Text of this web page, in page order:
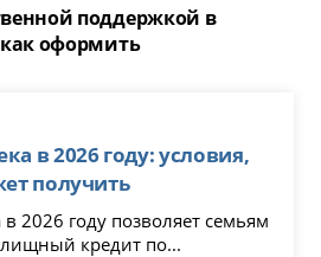
поддержкой в
как оформить
в 2026 году: условия,
получить
2026 году позволяет семьям
кредит по...